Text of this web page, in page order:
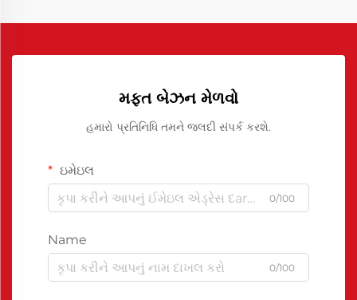
મફત બેઝન મેળવો
હમારો પ્રતિનિધિ તમને જલદી સંપર્ક કરશે.
ઇમેઇલ
0/100
Name
0/100